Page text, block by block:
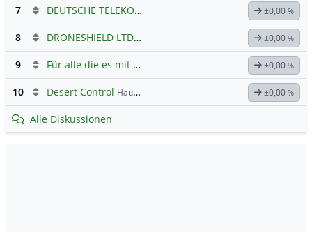
7 DEUTSCHE TELEKOM ±0,00 %
8 DRONESHIELD LTDHauptdiskussion ±0,00 %
9 Für alle die es mit Tesla ehrlich meinen... ±0,00 %
10 Desert Control Hauptdiskussion ±0,00 %
Alle Diskussionen